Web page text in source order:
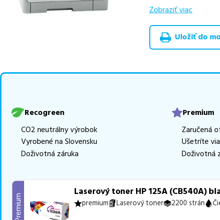
výhodnejšie
rada RECOGREEN
Celá táto
produkty, aby
môžete sa na nás
najlepšie riešenie.
Zobraziť viac
Uložiť do
Recogreen
CO2 neutrálny výrobok
Vyrobené na Slovensku
Doživotná záruka
Premium
Zaručená
Ušetríte
Doživotná
Premium
Laserový toner HP 125A (CB540A)
premium Laserový toner 2200 strán